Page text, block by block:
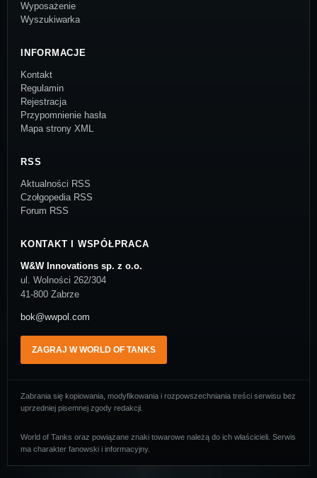
Wyposażenie
Wyszukiwarka
INFORMACJE
Kontakt
Regulamin
Rejestracja
Przypomnienie hasła
Mapa strony XML
RSS
Aktualności RSS
Czołgopedia RSS
Forum RSS
KONTAKT I WSPÓŁPRACA
W&W Innovations sp. z o.o.
ul. Wolności 262/304
41-800 Zabrze
bok@wwpol.com
ZAGRAJ W WORLD OF TANKS
Zabrania się kopiowania, modyfikowania i rozpowszechniania treści serwisu bez
uprzedniej pisemnej zgody redakcji.
World of Tanks oraz powiązane znaki towarowe należą do ich właścicieli. Serwis
ma charakter fanowski i informacyjny.